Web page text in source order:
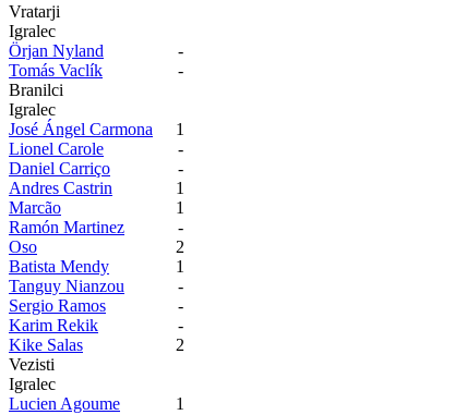
Vratarji
Igralec
Örjan Nyland
-
Tomás Vaclík
-
Branilci
Igralec
José Ángel Carmona
1
Lionel Carole
-
Daniel Carriço
-
Andres Castrin
1
Marcão
1
Ramón Martinez
-
Oso
2
Batista Mendy
1
Tanguy Nianzou
-
Sergio Ramos
-
Karim Rekik
-
Kike Salas
2
Vezisti
Igralec
Lucien Agoume
1